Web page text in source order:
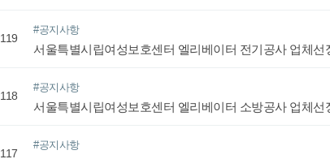
119
#공지사항
서울특별시립여성보호센터 엘리베이터 전기공사 업체선
118
#공지사항
서울특별시립여성보호센터 엘리베이터 소방공사 업체선
117
#공지사항